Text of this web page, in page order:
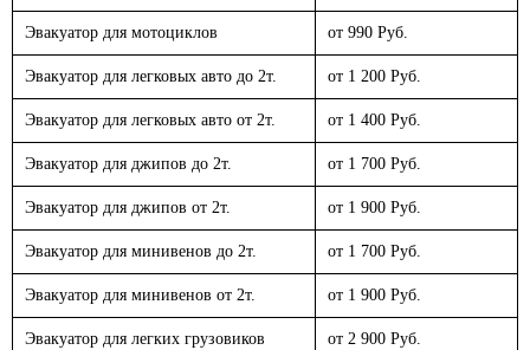
Эвакуатор для мотоциклов от 990 Руб.
Эвакуатор для легковых авто до 2т. от 1 200 Руб.
Эвакуатор для легковых авто от 2т. от 1 400 Руб.
Эвакуатор для джипов до 2т. от 1 700 Руб.
Эвакуатор для джипов от 2т. от 1 900 Руб.
Эвакуатор для минивенов до 2т. от 1 700 Руб.
Эвакуатор для минивенов от 2т. от 1 900 Руб.
Эвакуатор для легких грузовиков от 2 900 Руб.